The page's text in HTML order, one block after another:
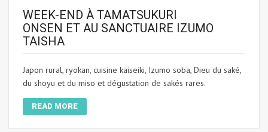
WEEK-END À TAMATSUKURI
ONSEN ET AU SANCTUAIRE IZUMO
TAISHA
Japon rural, ryokan, cuisine kaiseiki, Izumo soba, Dieu du saké,
du shoyu et du miso et dégustation de sakés rares.
READ MORE